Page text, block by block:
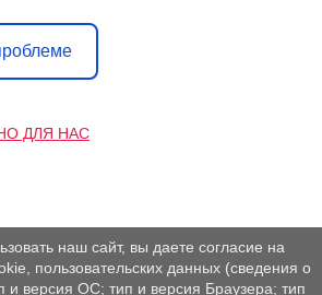
ДЛЯ НАС
наш сайт, вы даете согласие на
пользовательских данных (сведения о
и версия ОС; тип и версия Браузера; тип